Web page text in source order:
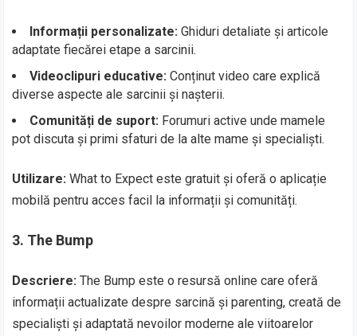
Informații personalizate: Ghiduri detaliate și articole
adaptate fiecărei etape a sarcinii.
Videoclipuri educative: Conținut video care explică
diverse aspecte ale sarcinii și nașterii.
Comunități de suport: Forumuri active unde mamele
pot discuta și primi sfaturi de la alte mame și specialiști.
Utilizare: What to Expect este gratuit și oferă o aplicație
mobilă pentru acces facil la informații și comunități.
3. The Bump
Descriere: The Bump este o resursă online care oferă
informații actualizate despre sarcină și parenting, creată de
specialiști și adaptată nevoilor moderne ale viitoarelor